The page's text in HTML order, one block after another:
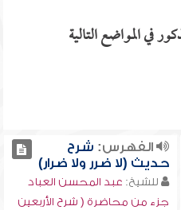
في المواضع التالية
الفهرس: شرح
حديث (لا ضرر ولا ضرار)
للشيخ: عبد المحسن العباد
جزء من محاضرة ( شرح الأربعين